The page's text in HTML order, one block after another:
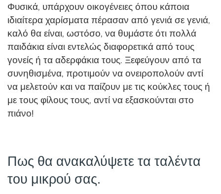
Φυσικά, υπάρχουν οικογένειες όπου κάποια
ιδιαίτερα χαρίσματα πέρασαν από γενιά σε γενιά,
καλό θα είναι, ωστόσο, να θυμάστε ότι πολλά
παιδάκια είναι εντελώς διαφορετικά από τους
γονείς ή τα αδερφάκια τους. Ξεφεύγουν από τα
συνηθισμένα, προτιμούν να ονειροπολούν αντί
να μελετούν και να παίζουν με τις κούκλες τους ή
με τους φίλους τους, αντί να εξασκούνται στο
πιάνο!
Πως θα ανακαλύψετε τα ταλέντα
του μικρού σας.